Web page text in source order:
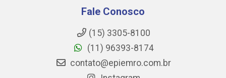
Fale Conosco
(15) 3305-8100
(11) 96393-8174
contato@epiemro.com.br